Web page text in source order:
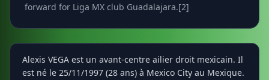
forward for Liga MX club Guadalajara.[2]
Alexis VEGA est un avant-centre ailier droit mexicain. Il
est né le 25/11/1997 (28 ans) à Mexico City au Mexique.